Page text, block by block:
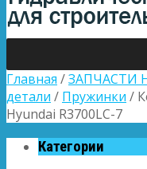
Главная /ЗАПЧАСТИ
детали / Пружинки /
Hyundai R3700LC-7
Категории